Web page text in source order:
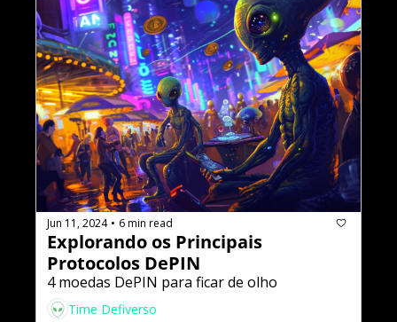
Jun 11, 2024 • 6 min read
Explorando os Principais
Protocolos DePIN
4 moedas DePIN para ficar de olho
Time Defiverso